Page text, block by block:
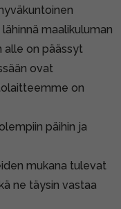
maalikuluman
alle on päässyt
ovat
on
päihin ja
mukana tulevat
ne täysin vastaa